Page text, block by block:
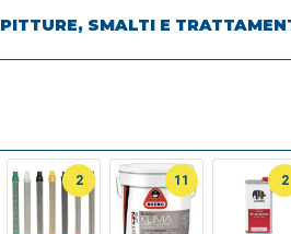
PITTURE, SMALTI E
2 11 2